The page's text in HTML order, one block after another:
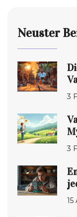
Neuster
3
3
15